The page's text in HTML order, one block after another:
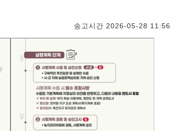
송고시간 2026-05-28 11:56